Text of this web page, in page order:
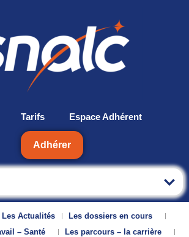
Tarifs Espace Adhérent
Adhérer
Les Actualités
Les dossiers en cours
– Santé
Les parcours – la carrière